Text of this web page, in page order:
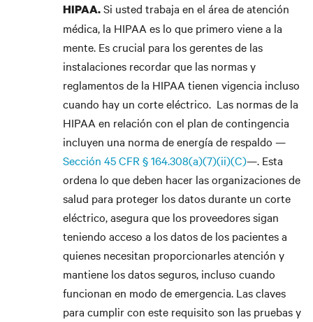
HIPAA.Si usted trabaja en el área de atención
médica, la HIPAA es lo que primero viene a la
mente. Es crucial para los gerentes de las
instalaciones recordar que las normas y
reglamentos de la HIPAA tienen vigencia incluso
cuando hay un corte eléctrico. Las normas de la
HIPAA en relación con el plan de contingencia
incluyen una norma de energía de respaldo —
Sección 45 CFR § 164.308(a)(7)(ii)(C)—. Esta
ordena lo que deben hacer las organizaciones de
salud para proteger los datos durante un corte
eléctrico, asegura que los proveedores sigan
teniendo acceso a los datos de los pacientes a
quienes necesitan proporcionarles atención y
mantiene los datos seguros, incluso cuando
funcionan en modo de emergencia. Las claves
para cumplir con este requisito son las pruebas y